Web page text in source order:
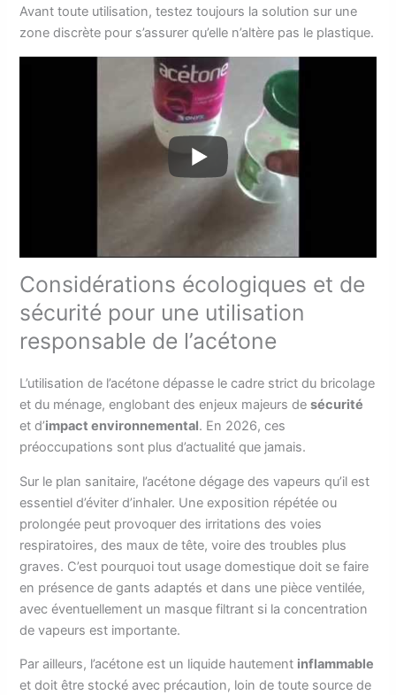
Avant toute utilisation, testez toujours la solution sur une
zone discrète pour s’assurer qu’elle n’altère pas le plastique.
Considérations écologiques et de
sécurité pour une utilisation
responsable de l’acétone
L’utilisation de l’acétone dépasse le cadre strict du bricolage
et du ménage, englobant des enjeux majeurs desécurité
et d’impact environnemental. En 2026, ces
préoccupations sont plus d’actualité que jamais.
Sur le plan sanitaire, l’acétone dégage des vapeurs qu’il est
essentiel d’éviter d’inhaler. Une exposition répétée ou
prolongée peut provoquer des irritations des voies
respiratoires, des maux de tête, voire des troubles plus
graves. C’est pourquoi tout usage domestique doit se faire
en présence de gants adaptés et dans une pièce ventilée,
avec éventuellement un masque filtrant si la concentration
de vapeurs est importante.
Par ailleurs, l’acétone est un liquide hautement inflammable
et doit être stocké avec précaution, loin de toute source de